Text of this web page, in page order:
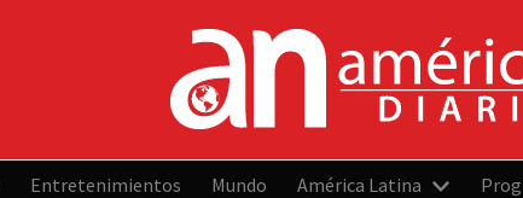
Entretenimientos Mundo América Latina